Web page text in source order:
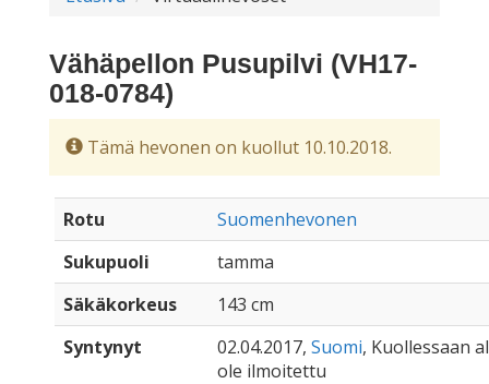
Vähäpellon Pusupilvi (VH17-
018-0784)
Tämä hevonen on kuollut 10.10.2018.
Rotu
Suomenhevonen
Sukupuoli
tamma
Säkäkorkeus
143 cm
Syntynyt
02.04.2017, Suomi, Kuollessaan
ole ilmoitettu